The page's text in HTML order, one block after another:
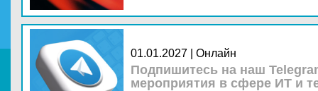
01.01.2027 | Онлайн
Подпишитесь на наш
мероприятия в сфере ИТ и